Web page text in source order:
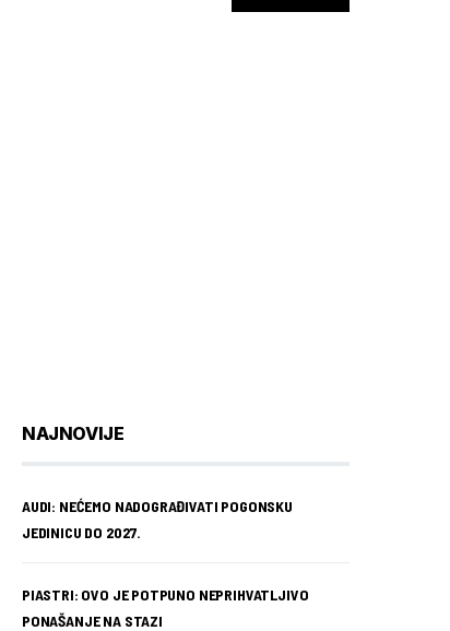
NAJNOVIJE
AUDI: NEĆEMO NADOGRAĐIVATI POGONSKU
JEDINICU DO 2027.
PIASTRI: OVO JE POTPUNO NEPRIHVATLJIVO
PONAŠANJE NA STAZI